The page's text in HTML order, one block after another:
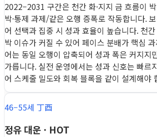
2022–2031 구간은 천간 화·지지 금 흐름이
박·통제 과제/같은 오행 증폭로 작동합니다.
어 선택과 집중 시 성과 효율이 높습니다. 천
박 이슈가 커질 수 있어 페이스 분배가 핵심
어는 동일 오행이 압축되어 성과 폭은 커지지
가릅니다. 실전 운영에서는 성과 신호는 빠르
어 스케줄 밀도와 회복 블록을 같이 설계해야
46–55세 丁酉
정유 대운 · HOT